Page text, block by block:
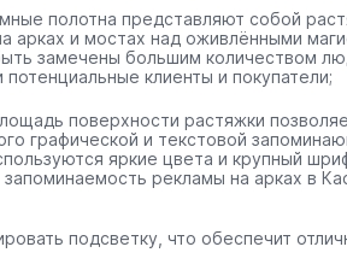
полотна представляют собой
арках и мостах над оживлёнными
замечены большим количеством
клиенты и покупатели;
поверхности растяжки
графической и текстовой
яркие цвета и крупный
рекламы на арках в
подсветку, что обеспечит